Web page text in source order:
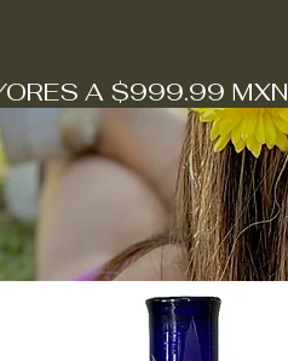
A $999.99 MXN